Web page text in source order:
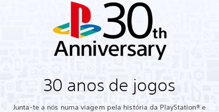
30 anos de jogos
Junta-te a nós numa viagem pela história da PlayStation® e